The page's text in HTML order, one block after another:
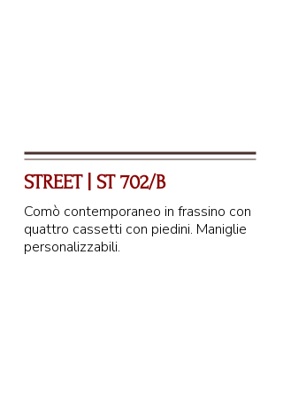
STREET | ST 702/B
Comò contemporaneo in frassino con
quattro cassetti con piedini. Maniglie
personalizzabili.